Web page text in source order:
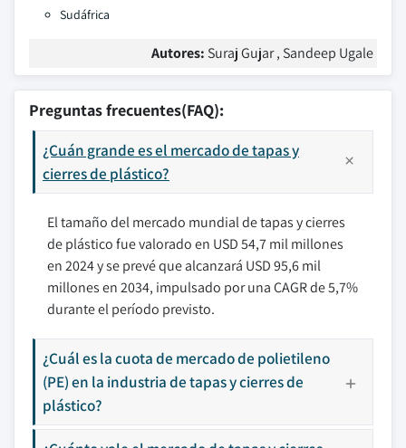
Sudáfrica
Autores: Suraj Gujar , Sandeep Ugale
Preguntas frecuentes(FAQ):
¿Cuán grande es el mercado de tapas y
cierres de plástico?
El tamaño del mercado mundial de tapas y cierres
de plástico fue valorado en USD 54,7 mil millones
en 2024 y se prevé que alcanzará USD 95,6 mil
millones en 2034, impulsado por una CAGR de 5,7%
durante el período previsto.
¿Cuál es la cuota de mercado de polietileno
(PE) en la industria de tapas y cierres de
plástico?